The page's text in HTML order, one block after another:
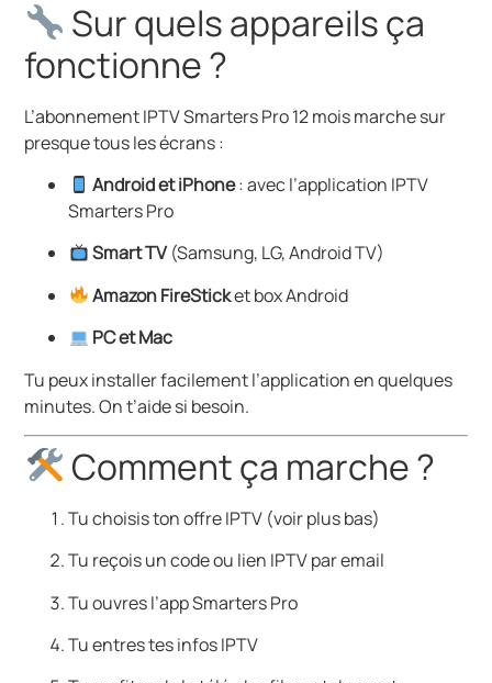
Sur quels appareils ça
fonctionne ?
L’abonnement IPTV Smarters Pro 12 mois marche sur
presque tous les écrans :
Android et iPhone: avec l’application IPTV
Smarters Pro
Smart TV(Samsung, LG, Android TV)
Amazon FireSticket box Android
PC et Mac
Tu peux installer facilement l’application en quelques
minutes. On t’aide si besoin.
Comment ça marche ?
Tu choisis ton offre IPTV (voir plus bas)
Tu reçois un code ou lien IPTV par email
Tu ouvres l’app Smarters Pro
Tu entres tes infos IPTV